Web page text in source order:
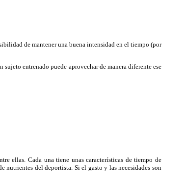
de mantener una buena intensidad en el tiempo (por
entrenado puede aprovechar de manera diferente ese
ellas. Cada una tiene unas características de tiempo de
nutrientes del deportista. Si el gasto y las necesidades son